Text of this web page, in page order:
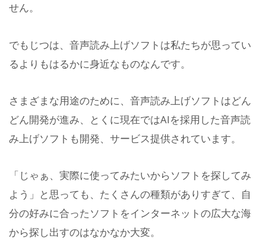
せん。
でもじつは、音声読み上げソフトは私たちが思ってい
るよりもはるかに身近なものなんです。
さまざまな用途のために、音声読み上げソフトはどん
どん開発が進み、とくに現在ではAIを採用した音声読
み上げソフトも開発、サービス提供されています。
「じゃぁ、実際に使ってみたいからソフトを探してみ
よう」と思っても、たくさんの種類がありすぎて、自
分の好みに合ったソフトをインターネットの広大な海
から探し出すのはなかなか大変。